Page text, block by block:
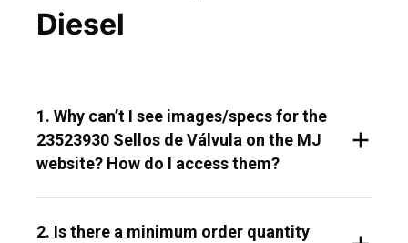
Diesel
1. Why can’t I see images/specs for the
23523930 Sellos de Válvula on the MJ
website? How do I access them?
2. Is there a minimum order quantity